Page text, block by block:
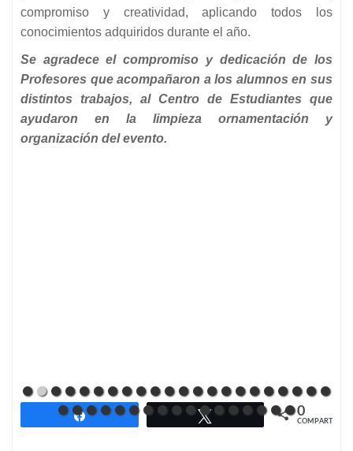
compromiso y creatividad, aplicando todos los
conocimientos adquiridos durante el año.
Se agradece el compromiso y dedicación de los
Profesores que acompañaron a los alumnos en sus
distintos trabajos, al Centro de Estudiantes que
ayudaron en la limpieza ornamentación y
organización del evento.
Compartir Twittear 0
COMPARTIR